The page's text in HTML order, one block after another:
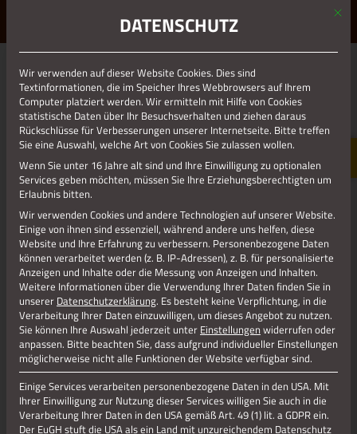
ERLEBE STOLBERG.ERLEBE DICH.
WANDERN
Es steht
außer
Frage, die
Kupferstadt Stolberg mit ihrer stimmungsvollenAltstadt, der
imposanten Burganlage, den prächtigenKupferhöfen, der
Museumsvielfalt und vielem anderen mehr bietet Ihnen
einen interessanten und erlebnisreichen Aufenthalt.
Aber ein Stolberg-Besuch, und auch das steht außer Frage,
Mit
DATENSCHUTZ
Wir verwenden auf dieser Website Cookies. Dies sind
Textinformationen, die im Speicher Ihres Webbrowsers auf Ihrem
Computer platziert werden. Wir ermitteln mit Hilfe von Cookies
statistische Daten über Ihr Besuchsverhalten und ziehen daraus
Rückschlüsse für Verbesserungen unserer Internetseite. Bitte treffen
Sie eine Auswahl, welche Art von Cookies Sie zulassen wollen.
Wenn Sie unter 16 Jahre alt sind und Ihre Einwilligung zu optionalen
Services geben möchten, müssen Sie Ihre Erziehungsberechtigten um
Erlaubnis bitten.
Wir verwenden Cookies und andere Technologien auf unserer Website.
Einige von ihnen sind essenziell, während andere uns helfen, diese
Website und Ihre Erfahrung zu verbessern. Personenbezogene Daten
können verarbeitet werden (z. B. IP-Adressen), z. B. für personalisierte
Anzeigen und Inhalte oder die Messung von Anzeigen und Inhalten.
Weitere Informationen über die Verwendung Ihrer Daten finden Sie in
unserer Datenschutzerklärung. Es besteht keine Verpflichtung, in die
Verarbeitung Ihrer Daten einzuwilligen, um dieses Angebot zu nutzen.
Sie können Ihre Auswahl jederzeit unter Einstellungen widerrufen oder
anpassen. Bitte beachten Sie, dass aufgrund individueller Einstellungen
möglicherweise nicht alle Funktionen der Website verfügbar sind.
Einige Services verarbeiten personenbezogene Daten in den USA. Mit
Ihrer Einwilligung zur Nutzung dieser Services willigen Sie auch in die
Verarbeitung Ihrer Daten in den USA gemäß Art. 49 (1) lit. a GDPR ein.
Der EuGH stuft die USA als ein Land mit unzureichendem Datenschutz